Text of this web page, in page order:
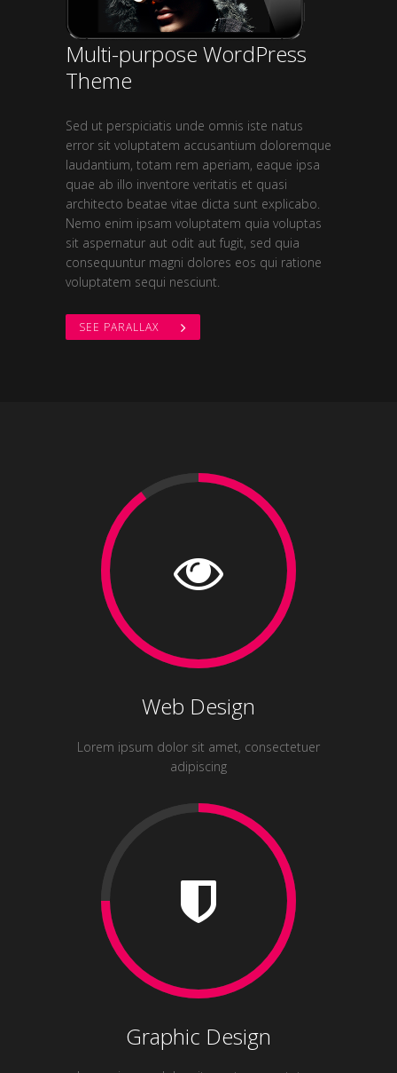
Multi-purpose WordPress
Theme
Sed ut perspiciatis unde omnis iste natus
error sit voluptatem accusantium doloremque
laudantium, totam rem aperiam, eaque ipsa
quae ab illo inventore veritatis et quasi
architecto beatae vitae dicta sunt explicabo.
Nemo enim ipsam voluptatem quia voluptas
sit aspernatur aut odit aut fugit, sed quia
consequuntur magni dolores eos qui ratione
voluptatem sequi nesciunt.
SEE PARALLAX
Web Design
Lorem ipsum dolor sit amet, consectetuer
adipiscing
Graphic Design